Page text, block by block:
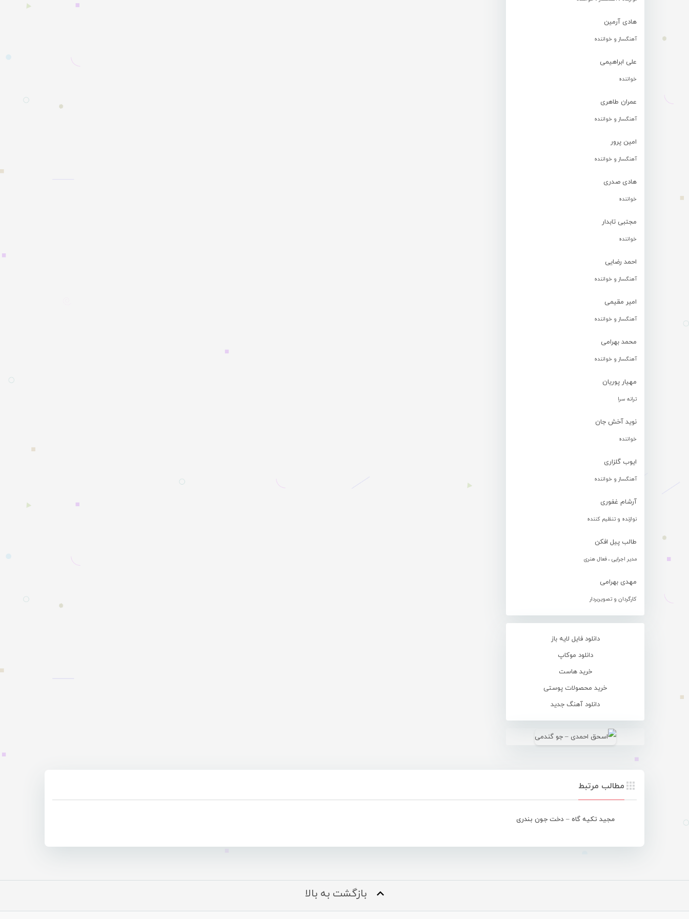
هادی آرمین
آهنگساز و خواننده
علی ابراهیمی
خواننده
عمران طاهری
آهنگساز و خواننده
امین پرور
آهنگساز و خواننده
هادی صدری
خواننده
مجتبی تابدار
خواننده
احمد رضایی
آهنگساز و خواننده
امیر مقیمی
آهنگساز و خواننده
محمد بهرامی
آهنگساز و خواننده
مهیار پوریان
ترانه سرا
نوید آخش جان
خواننده
ایوب گلزاری
آهنگساز و خواننده
آرشام غفوری
نوازنده و تنظیم کننده
طالب پیل افکن
مدیر اجرایی ، فعال هنری
مهدی بهرامی
کارگردان و تصویربردار
دانلود فایل لایه باز
دانلود موکاپ
خرید هاست
خرید محصولات پوستی
دانلود آهنگ جدید
مطالب مرتبط
مجید تکیه گاه – دخت جون بندری
بازگشت به بالا